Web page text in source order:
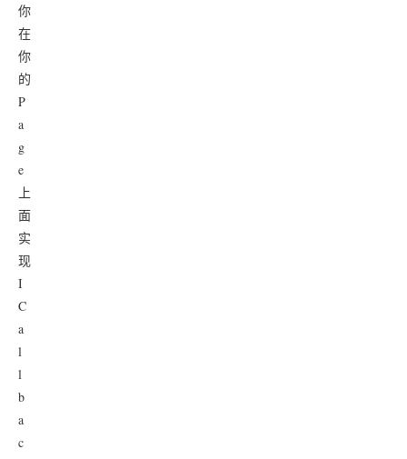
你
在
你
的
P
a
g
e
上
面
实
现
I
C
a
l
l
b
a
c